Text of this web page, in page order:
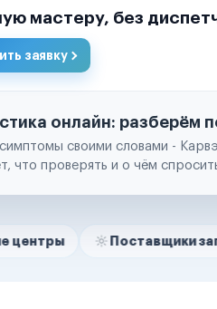
мастеру, без
заявку
онлайн: разберём
своими словами -
что проверять и о чём
Поставщики запчастей